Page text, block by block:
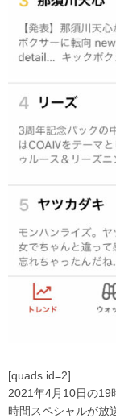
[quads id=2]
2021年4月10日の19
時間スペシャルが放